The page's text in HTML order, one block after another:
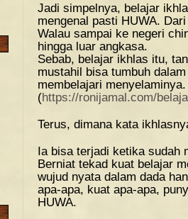
Jadi simpelnya, belajar
mengenal pasti HUWA.
Walau sampai ke negeri
hingga luar angkasa.
Sebab, belajar ikhlas itu,
mustahil bisa tumbuh
membelajari menyelaminya.
(https://ronijamal.com/
Terus, dimana kata
Ia bisa terjadi ketika sudah
Berniat tekad kuat belajar
wujud nyata dalam dada
apa-apa, kuat apa-apa,
HUWA.